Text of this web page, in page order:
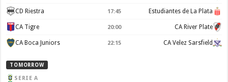
CD Riestra 17:45 Estudiantes de La Plata
CA Tigre 20:00 CA River Plate
CA Boca Juniors 22:15 CA Velez Sarsfield
TOMORROW
SERIE A